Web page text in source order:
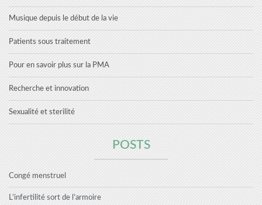
Musique depuis le début de la vie
Patients sous traitement
Pour en savoir plus sur la PMA
Recherche et innovation
Sexualité et sterilité
POSTS
Congé menstruel
L’infertilité sort de l’armoire